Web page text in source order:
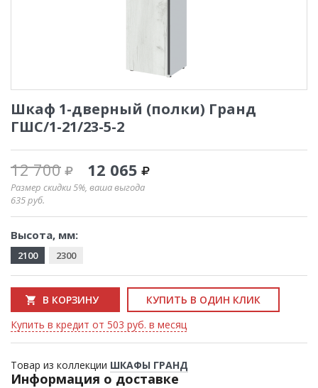
Шкаф 1-дверный (полки) Гранд
ГШС/1-21/23-5-2
12 700 12 065
Размер скидки 5%, ваша выгода
635руб.
Высота, мм:
2100 2300
В КОРЗИНУ
КУПИТЬ В ОДИН КЛИК
Купить в кредит от 503 руб. в месяц
Товар из коллекции ШКАФЫ ГРАНД
Информация о доставке